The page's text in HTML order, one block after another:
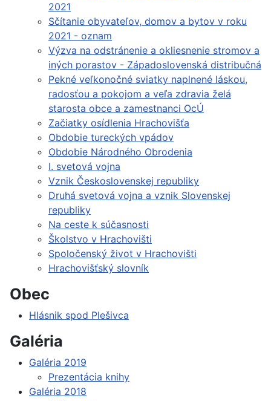
2021
Sčítanie obyvateľov, domov a bytov v roku
2021 - oznam
Výzva na odstránenie a okliesnenie stromov a
iných porastov - Západoslovenská distribučná
Pekné veľkonočné sviatky naplnené láskou,
radosťou a pokojom a veľa zdravia želá
starosta obce a zamestnanci OcÚ
Začiatky osídlenia Hrachovišťa
Obdobie tureckých vpádov
Obdobie Národného Obrodenia
I. svetová vojna
Vznik Československej republiky
Druhá svetová vojna a vznik Slovenskej
republiky
Na ceste k súčasnosti
Školstvo v Hrachovišti
Spoločenský život v Hrachovišti
Hrachovišťský slovník
Obec
Hlásnik spod Plešivca
Galéria
Galéria 2019
Prezentácia knihy
Galéria 2018